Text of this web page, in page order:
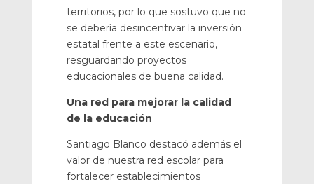
territorios, por lo que sostuvo que no
se debería desincentivar la inversión
estatal frente a este escenario,
resguardando proyectos
educacionales de buena calidad.
Una red para mejorar la calidad
de la educación
Santiago Blanco destacó además el
valor de nuestra red escolar para
fortalecer establecimientos